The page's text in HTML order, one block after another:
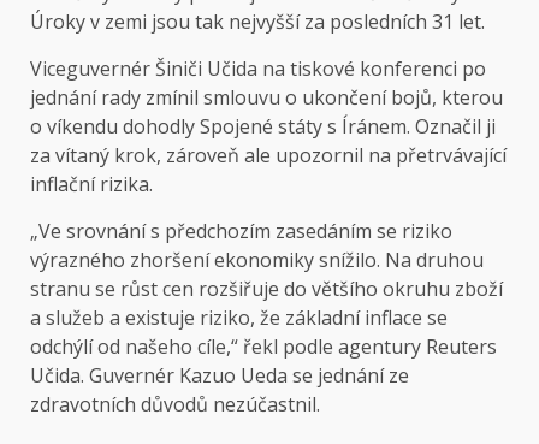
Úroky v zemi jsou tak nejvyšší za posledních 31 let.
Viceguvernér Šiniči Učida na tiskové konferenci po
jednání rady zmínil smlouvu o ukončení bojů, kterou
o víkendu dohodly Spojené státy s Íránem. Označil ji
za vítaný krok, zároveň ale upozornil na přetrvávající
inflační rizika.
„Ve srovnání s předchozím zasedáním se riziko
výrazného zhoršení ekonomiky snížilo. Na druhou
stranu se růst cen rozšiřuje do většího okruhu zboží
a služeb a existuje riziko, že základní inflace se
odchýlí od našeho cíle,“ řekl podle agentury Reuters
Učida. Guvernér Kazuo Ueda se jednání ze
zdravotních důvodů nezúčastnil.